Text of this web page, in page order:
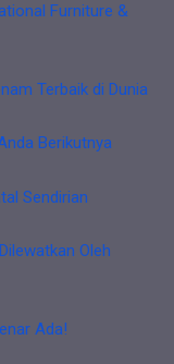
Furniture &
Terbaik di Dunia
Berikutnya
Sendirian
Oleh
Ada!